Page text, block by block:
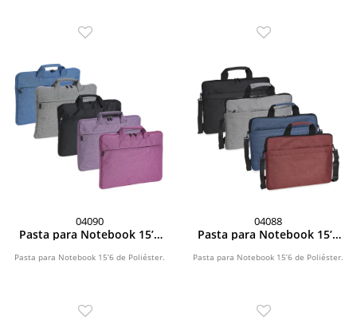
04090
Pasta para Notebook 15’6
Pasta para Notebook 15’6 de Poliéster.
04088
Pasta para Notebook 15’6
Pasta para Notebook 15’6 de Poliéster.